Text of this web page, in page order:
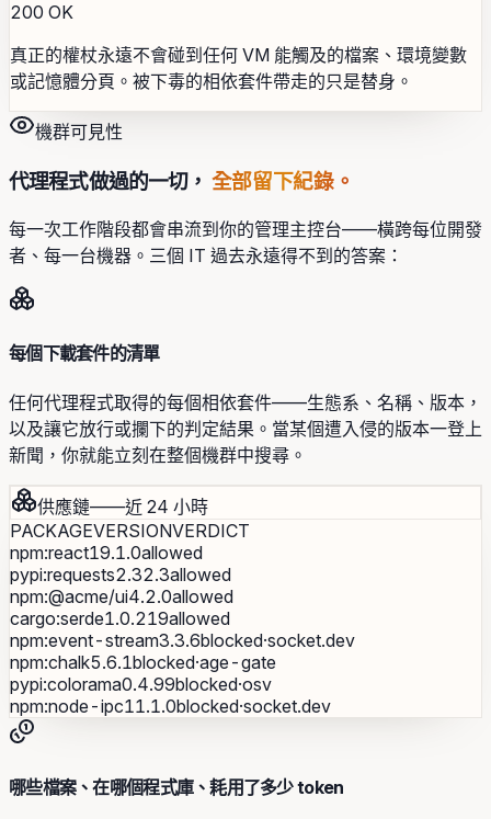
200 OK
真正的權杖永遠不會碰到任何 VM 能觸及的檔案、環境變數
或記憶體分頁。被下毒的相依套件帶走的只是替身。
機群可見性
代理程式做過的一切， 全部留下紀錄。
每一次工作階段都會串流到你的管理主控台——橫跨每位開發
者、每一台機器。三個 IT 過去永遠得不到的答案：
每個下載套件的清單
任何代理程式取得的每個相依套件——生態系、名稱、版本，
以及讓它放行或攔下的判定結果。當某個遭入侵的版本一登上
新聞，你就能立刻在整個機群中搜尋。
供應鏈——近 24 小時
PACKAGEVERSIONVERDICT
npm:react19.1.0allowed
pypi:requests2.32.3allowed
npm:@acme/ui4.2.0allowed
cargo:serde1.0.219allowed
npm:event-stream3.3.6blocked·socket.dev
npm:chalk5.6.1blocked·age-gate
pypi:colorama0.4.99blocked·osv
npm:node-ipc11.1.0blocked·socket.dev
哪些檔案、在哪個程式庫、耗用了多少 token